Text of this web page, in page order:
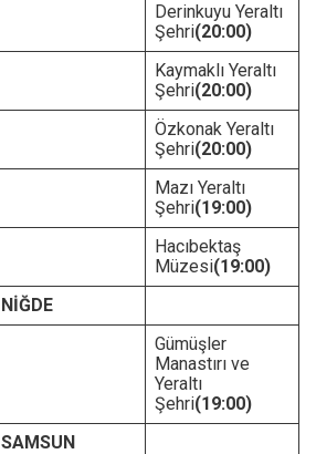
Derinkuyu Yeraltı
Şehri(20:00)
Kaymaklı Yeraltı
Şehri(20:00)
Özkonak Yeraltı
Şehri(20:00)
Mazı Yeraltı
Şehri(19:00)
Hacıbektaş
Müzesi(19:00)
NİĞDE
Gümüşler
Manastırı ve
Yeraltı
Şehri(19:00)
SAMSUN